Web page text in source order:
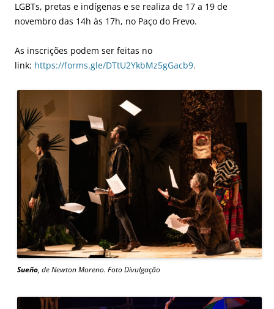
LGBTs, pretas e indígenas e se realiza de 17 a 19 de
novembro das 14h às 17h, no Paço do Frevo.
As inscrições podem ser feitas no
link: https://forms.gle/DTtU2YkbMz5gGacb9.
Sueño, de Newton Moreno. Foto Divulgação